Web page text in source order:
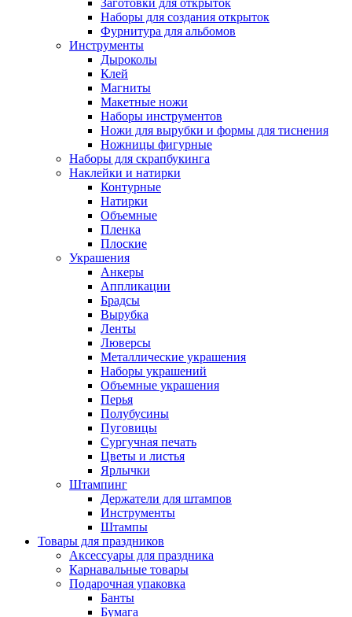
Заготовки для открыток
Наборы для создания открыток
Фурнитура для альбомов
Инструменты
Дыроколы
Клей
Магниты
Макетные ножи
Наборы инструментов
Ножи для вырубки и формы для тиснения
Ножницы фигурные
Наборы для скрапбукинга
Наклейки и натирки
Контурные
Натирки
Объемные
Пленка
Плоские
Украшения
Анкеры
Аппликации
Брадсы
Вырубка
Ленты
Люверсы
Металлические украшения
Наборы украшений
Объемные украшения
Перья
Полубусины
Пуговицы
Сургучная печать
Цветы и листья
Ярлычки
Штампинг
Держатели для штампов
Инструменты
Штампы
Товары для праздников
Аксессуары для праздника
Карнавальные товары
Подарочная упаковка
Банты
Бумага